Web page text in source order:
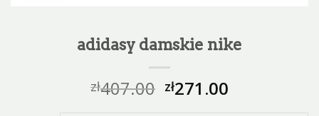
adidasy damskie nike
zł407.00 zł271.00